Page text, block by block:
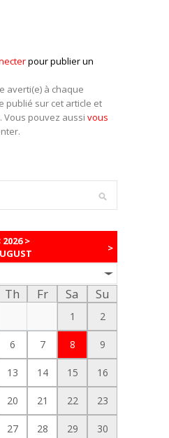
pour publier un
averti(e) à chaque
publié sur cet article et
Vous pouvez aussi vous
2026>
>
Th Fr Sa Su
1 2
6 7 8 9
13 14 15 16
20 21 22 23
27 28 29 30